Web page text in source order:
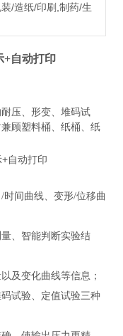
/造纸/印刷,制药/生
+自动打印
压、形变、堆码试
顾塑料桶、纸桶、纸
/时间曲线、变形/位移曲
、智能判断实验结
及变化曲线等信息；
试验、定值试验三种